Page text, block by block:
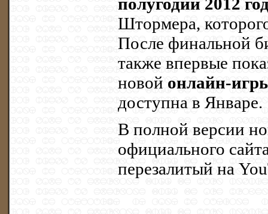
Штормера,
После финальной
также впервые
новой онлайн-
доступна в Январе.
В полной версии
официального
перезалитый на